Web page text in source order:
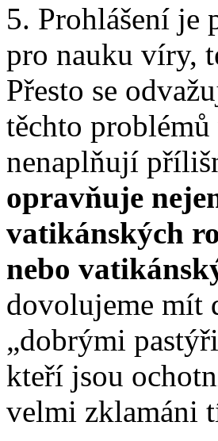
5. Prohlášení je
pro nauku víry,
Přesto se
těchto
nenaplňují
opravňuje
vatikánských
nebo
dovolujeme mít
„dobrými
kteří jsou
velmi zklamáni